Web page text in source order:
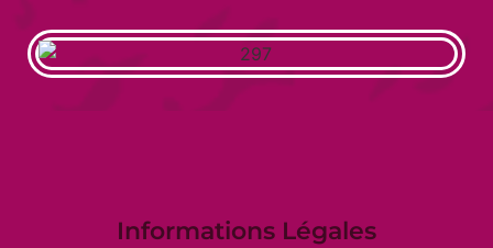
Informations Légales